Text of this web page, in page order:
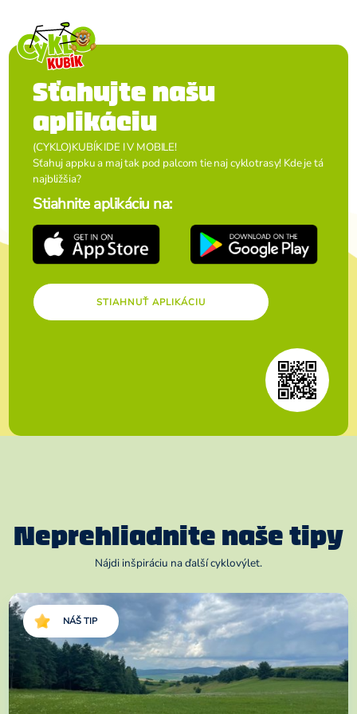
Sťahujte našu
aplikáciu
(CYKLO)KUBÍK IDE I V MOBILE!
Sťahuj appku a maj tak pod palcom tie naj cyklotrasy! Kde je tá
najbližšia?
Stiahnite aplikáciu na:
STIAHNUŤ APLIKÁCIU
Neprehliadnite naše tipy
Nájdi inšpiráciu na ďalší cyklovýlet.
NÁŠ TIP